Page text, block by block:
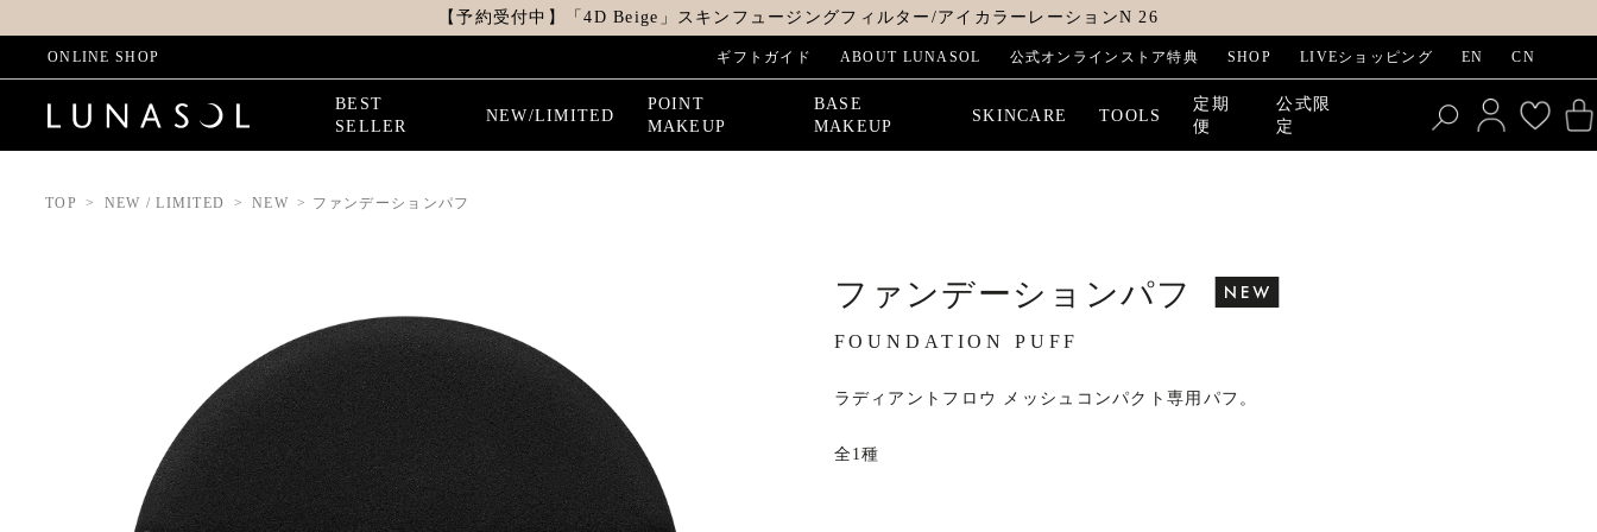
【予約受付中】「4D Beige」スキンフュージングフィルター/アイカラーレーションN 26
ONLINE SHOP ギフトガイド ABOUT LUNASOL 公式オンラインストア特典 SHOP LIVEショッピング EN CN
BEST
SELLER
NEW/LIMITED
POINT
MAKEUP
BASE
MAKEUP
SKINCARE TOOLS
定期
便
公式限
定
TOP NEW / LIMITED NEW ファンデーションパフ
ファンデーションパフ
FOUNDATION PUFF
ラディアントフロウ メッシュコンパクト専用パフ。
全1種